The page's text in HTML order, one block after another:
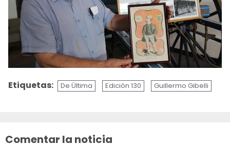
Etiquetas: De Última Edición 130 Guillermo Gibelli
Comentar la noticia